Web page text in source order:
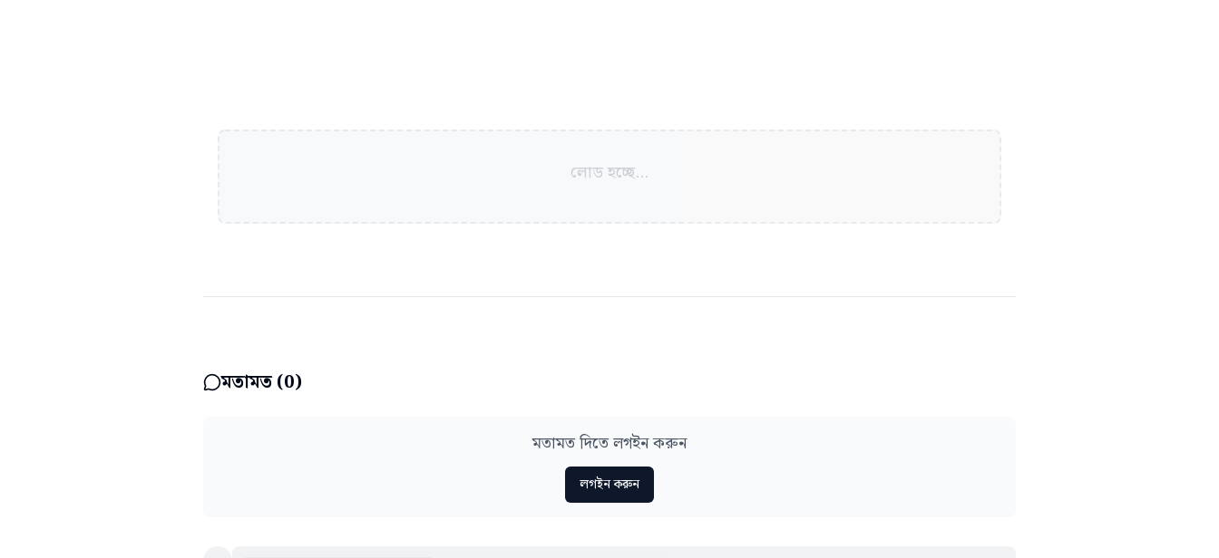
লোড হচ্ছে...
মতামত (0)
মতামত দিতে লগইন করুন
লগইন করুন